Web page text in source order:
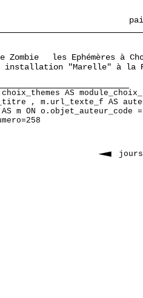
Zombie les Ephémères à
installation "Marelle" à la
AS
, m.url_texte_f AS
m ON o.objet_auteur_code =
jours